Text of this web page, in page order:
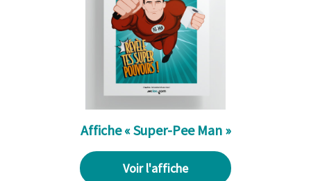
Affiche « Super-Pee Man »
Voir l'affiche